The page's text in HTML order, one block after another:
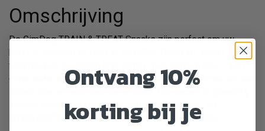
Omschrijving
De GimDog TRAIN & TREAT Snacks zijn perfect om uw
hond te belonen en hem te vertellen: Goed zo, Braaf! De
waardevolle eiwitbron krill verfijnd met hennepzaad - een
combinatie die u zeker nog nooit eerder hebt gezien en een
smaak die uw hond niet zal afslaan. Het recept is graanvrij,
zonder toegevoegde suiker, kunstmatige kleur- en
smaakstoffen. Ze hebben ook een laag vetgehalte.
Ontvang 10%
korting bij je